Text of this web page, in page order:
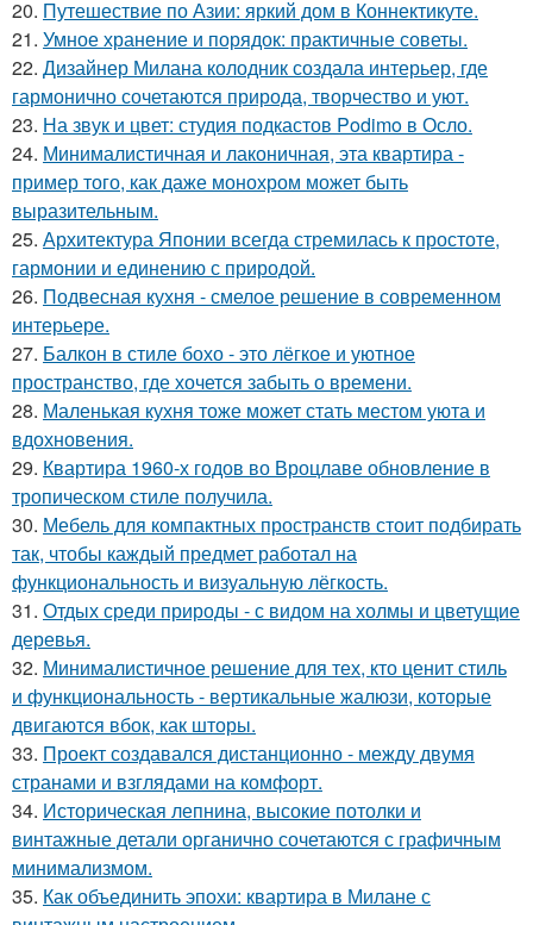
20. Путешествие по Азии: яркий дом в Коннектикуте.
21. Умное хранение и порядок: практичные советы.
22. Дизайнер Милана колодник создала интерьер, где
гармонично сочетаются природа, творчество и уют.
23. На звук и цвет: студия подкастов Podimo в Осло.
24. Минималистичная и лаконичная, эта квартира -
пример того, как даже монохром может быть
выразительным.
25. Архитектура Японии всегда стремилась к простоте,
гармонии и единению с природой.
26. Подвесная кухня - смелое решение в современном
интерьере.
27. Балкон в стиле бохо - это лёгкое и уютное
пространство, где хочется забыть о времени.
28. Маленькая кухня тоже может стать местом уюта и
вдохновения.
29. Квартира 1960-х годов во Вроцлаве обновление в
тропическом стиле получила.
30. Мебель для компактных пространств стоит подбирать
так, чтобы каждый предмет работал на
функциональность и визуальную лёгкость.
31. Отдых среди природы - с видом на холмы и цветущие
деревья.
32. Минималистичное решение для тех, кто ценит стиль
и функциональность - вертикальные жалюзи, которые
двигаются вбок, как шторы.
33. Проект создавался дистанционно - между двумя
странами и взглядами на комфорт.
34. Историческая лепнина, высокие потолки и
винтажные детали органично сочетаются с графичным
минимализмом.
35. Как объединить эпохи: квартира в Милане с